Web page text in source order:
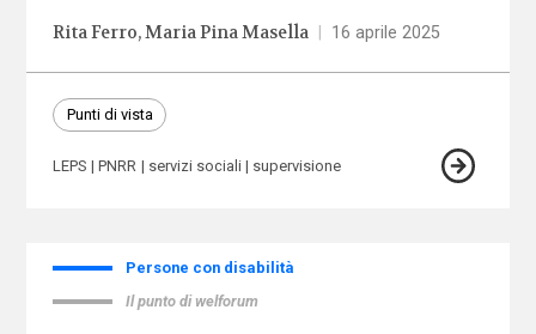
Rita Ferro Maria Pina Masella 16 aprile 2025
Punti di vista
LEPS PNRR servizi sociali supervisione
Persone con disabilità
Il punto di welforum